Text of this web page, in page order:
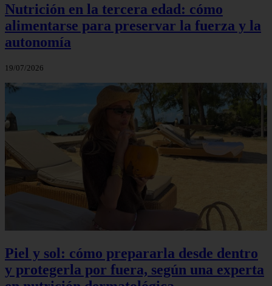
Nutrición en la tercera edad: cómo
alimentarse para preservar la fuerza y la
autonomía
19/07/2026
Piel y sol: cómo prepararla desde dentro
y protegerla por fuera, según una experta